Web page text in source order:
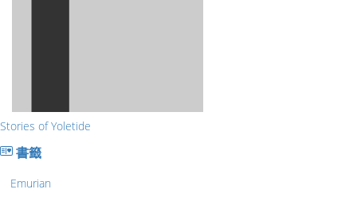
Stories of Yoletide
書籤
Emurian